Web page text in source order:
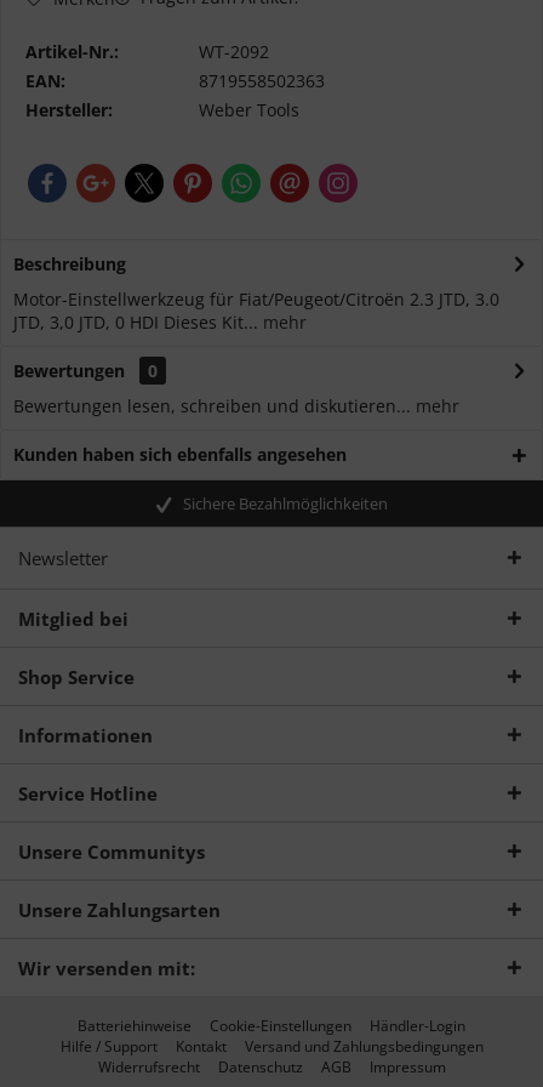
Artikel-Nr.:
WT-2092
EAN:
8719558502363
Hersteller:
Weber Tools
Beschreibung
Motor-Einstellwerkzeug für Fiat/Peugeot/Citroën 2.3 JTD, 3.0
JTD, 3,0 JTD, 0 HDI Dieses Kit... mehr
Bewertungen
0
Bewertungen lesen, schreiben und diskutieren... mehr
Kunden haben sich ebenfalls angesehen
Sichere Bezahlmöglichkeiten
Newsletter
Mitglied bei
Shop Service
Informationen
Service Hotline
Unsere Communitys
Unsere Zahlungsarten
Wir versenden mit:
Batteriehinweise Cookie-Einstellungen
Händler-Login
Hilfe / Support
Kontakt
Versand und Zahlungsbedingungen
Widerrufsrecht
Datenschutz AGB Impressum